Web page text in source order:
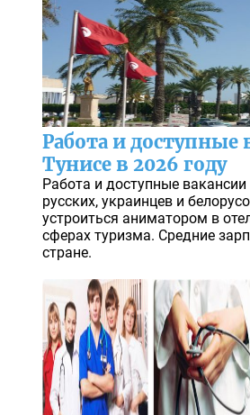
Работа и доступные
Тунисе в 2026 году
Работа и доступные вакансии
русских, украинцев и
устроиться аниматором в
сферах туризма. Средние
стране.